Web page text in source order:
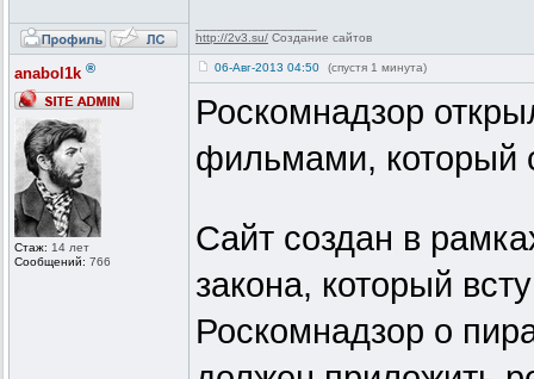
http://2v3.su/ Создание сайтов
anabol1k ®
Стаж: 14 лет
Сообщений: 766
06-Авг-2013 04:50 (спустя 1 минута)
Роскомнадзор
фильмами, который
Сайт создан в
закона, который
Роскомнадзор о